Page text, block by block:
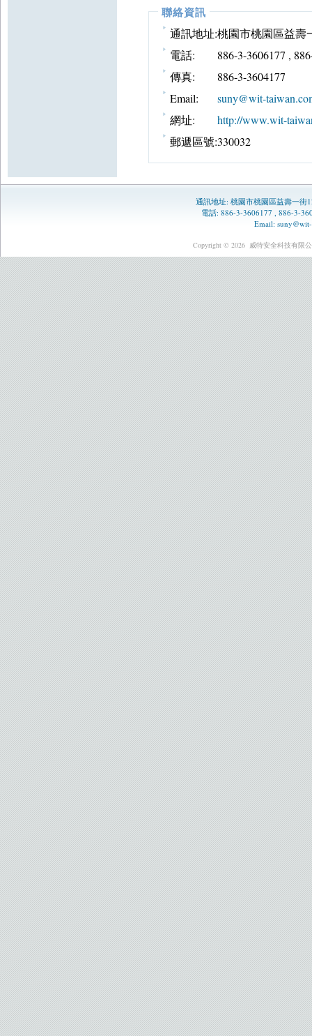
聯絡資訊
通訊地址:桃園市桃園區益壽
電話:
886-3-3606177 ,
傳真:
886-3-3604177
Email:
suny@wit-
網址:
http://www.wit-
郵遞區號:330032
通訊地址: 桃園市桃園區益壽一街
電話: 886-3-3606177 , 886-3-
Email:
Copyright © 2026 威特安全科技有限